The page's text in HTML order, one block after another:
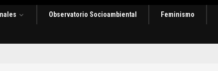
Observatorio Socioambiental Feminismo